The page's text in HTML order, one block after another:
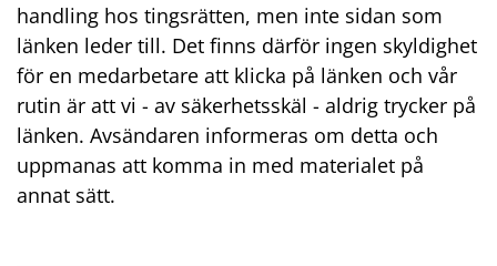
handling hos tingsrätten, men inte sidan som
länken leder till. Det finns därför ingen skyldighet
för en medarbetare att klicka på länken och vår
rutin är att vi - av säkerhetsskäl - aldrig trycker på
länken. Avsändaren informeras om detta och
uppmanas att komma in med materialet på
annat sätt.